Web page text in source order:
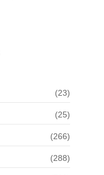
(23)
(25)
(266)
(288)